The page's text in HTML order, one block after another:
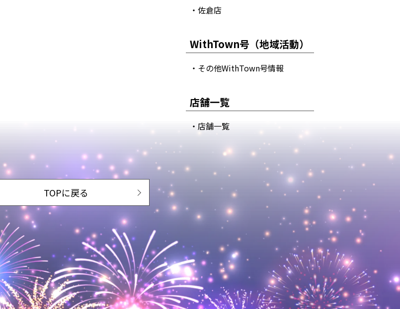
・佐倉店
WithTown号（地域活動）
・その他WithTown号情報
店舗一覧
・店舗一覧
TOPに戻る